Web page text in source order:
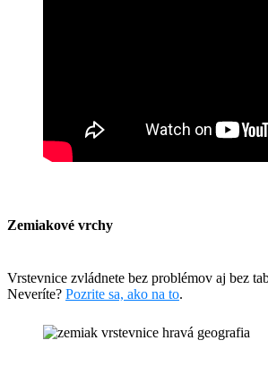
Zemiakové vrchy
Vrstevnice zvládnete bez problémov aj bez
Neveríte? Pozrite sa, ako na to.